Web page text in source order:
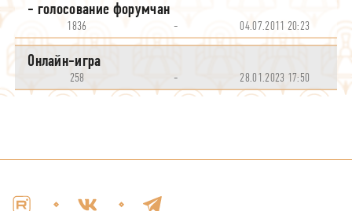
- голосование форумчан
1836 - 04.07.2011 20:23
Онлайн-игра
258 - 28.01.2023 17:50